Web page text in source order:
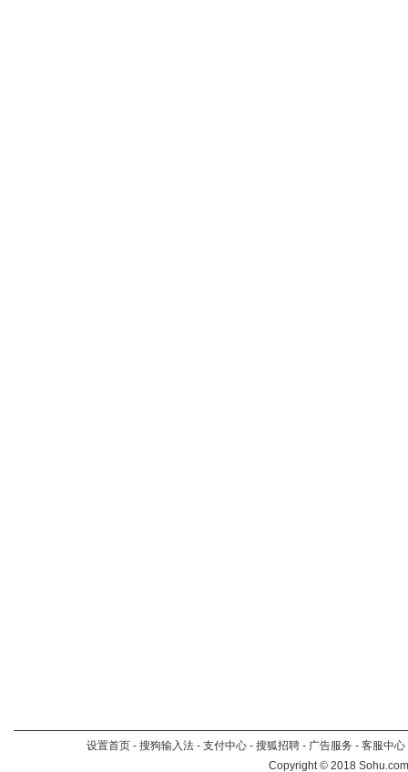
设置首页 - 搜狗输入法 - 支付中心 - 搜狐招聘 - 广告服务 - 客服中心
Copyright©2018